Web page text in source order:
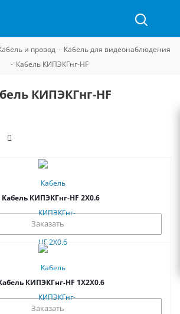
и провод - Кабель для видеонаблюдения
- Кабель КИПЭКГнг-HF
КИПЭКГнг-HF
Кабель КИПЭКГнг-HF 2Х0.6
Заказать
КИПЭКГнг-HF 1Х2Х0.6
Заказать